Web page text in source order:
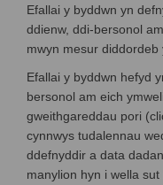
Efallai y byddwn yn
ddienw, ddi-bersonol
mwyn mesur diddordeb
Efallai y byddwn hefyd
bersonol am eich
gweithgareddau pori
cynnwys tudalennau
ddefnyddir a data
manylion hyn i wella